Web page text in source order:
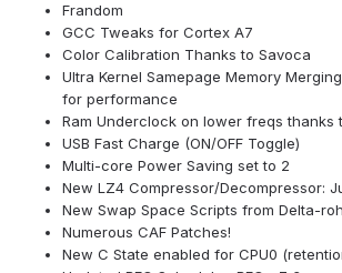
Frandom
GCC Tweaks for Cortex A7
Color Calibration Thanks to Savoca
Ultra Kernel Samepage Memory
for performance
Ram Underclock on lower freqs thanks
USB Fast Charge (ON/OFF Toggle)
Multi-core Power Saving set to 2
New LZ4 Compressor/Decompressor:
New Swap Space Scripts from Delta-
Numerous CAF Patches!
New C State enabled for CPU0